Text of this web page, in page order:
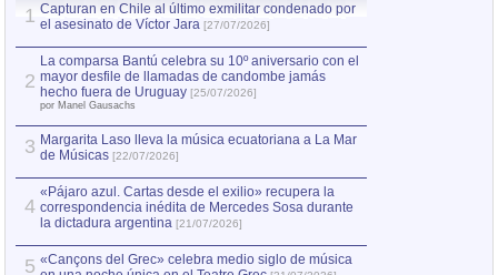
1 Capturan en Chile al último exmilitar condenado por
el asesinato de Víctor Jara [27/07/2026]
2
La comparsa Bantú celebra su 10º aniversario con el
mayor desfile de llamadas de candombe jamás
hecho fuera de Uruguay [25/07/2026]
por Manel Gausachs
3 Margarita Laso lleva la música ecuatoriana a La Mar
de Músicas [22/07/2026]
4
«Pájaro azul. Cartas desde el exilio» recupera la
correspondencia inédita de Mercedes Sosa durante
la dictadura argentina [21/07/2026]
5 «Cançons del Grec» celebra medio siglo de música